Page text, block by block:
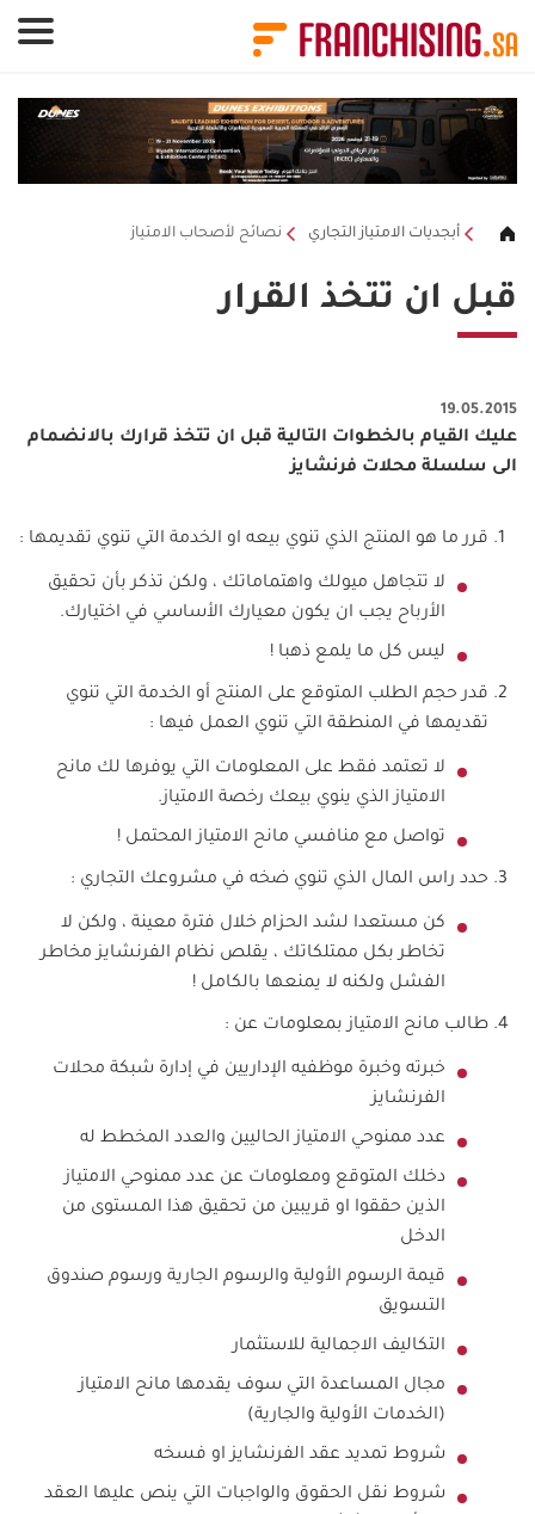
أبجديات الامتياز التجاري نصائح لأصحاب الامتياز
قبل ان تتخذ القرار
19.05.2015
عليك القيام بالخطوات التالية قبل ان تتخذ قرارك بالانضمام
الى سلسلة محلات فرنشايز
قرر ما هو المنتج الذي تنوي بيعه او الخدمة التي تنوي تقديمها :
لا تتجاهل ميولك واهتماماتك ، ولكن تذكر بأن تحقيق
الأرباح يجب ان يكون معيارك الأساسي في اختيارك.
ليس كل ما يلمع ذهبا !
قدر حجم الطلب المتوقع على المنتج أو الخدمة التي تنوي
تقديمها في المنطقة التي تنوي العمل فيها :
لا تعتمد فقط على المعلومات التي يوفرها لك مانح
الامتياز الذي ينوي بيعك رخصة الامتياز.
تواصل مع منافسي مانح الامتياز المحتمل !
حدد راس المال الذي تنوي ضخه في مشروعك التجاري :
كن مستعدا لشد الحزام خلال فترة معينة ، ولكن لا
تخاطر بكل ممتلكاتك ، يقلص نظام الفرنشايز مخاطر
الفشل ولكنه لا يمنعها بالكامل !
طالب مانح الامتياز بمعلومات عن :
خبرته وخبرة موظفيه الإداريين في إدارة شبكة محلات
الفرنشايز
عدد ممنوحي الامتياز الحاليين والعدد المخطط له
دخلك المتوقع ومعلومات عن عدد ممنوحي الامتياز
الذين حققوا او قريبين من تحقيق هذا المستوى من
الدخل
قيمة الرسوم الأولية والرسوم الجارية ورسوم صندوق
التسويق
التكاليف الاجمالية للاستثمار
مجال المساعدة التي سوف يقدمها مانح الامتياز
(الخدمات الأولية والجارية)
شروط تمديد عقد الفرنشايز او فسخه
شروط نقل الحقوق والواجبات التي ينص عليها العقد
لوحة إدارة ملفات تعريف الارتباط